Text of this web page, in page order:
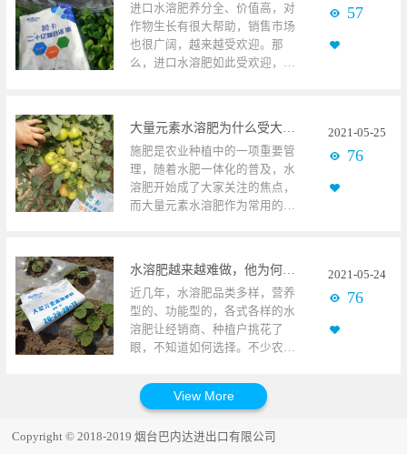
影响，吸收利用率下降，使用后
能被作物吸收的只有30％。在作
物花期、果实膨大期和转色期，
无法满足作物对营养元素的大量
配合施用，方能增加肥料吸收利
一、舍弃单一含量的大化肥，选
择碧卡水溶肥进行基本施肥，它
氮磷钾含量可以达到60个以上，
养分更佳齐全，使用后真实吸收
质，使用生物菌肥、有机肥或碧
卡微生物菌剂，增加土壤有机
质，改良土壤团里结构，为作物
生长营造好的环境； 三、叶面喷
肥进行补肥，不同作物不同生长
主，膨果期以磷酸二氢钾为
主。 综上所述，肥料吸收利用率
低，根本原因就是大化肥使用过
植高品质、高产量农作物中的一
个重要的问题。很多种植都在反
馈，蔬菜或者水果在连续种植七
八年后，遇到土壤板结、盐碱
量使用，大化肥生产技术有限，
不易被作物吸收，经过长时间在
土壤里积累、沉淀，造成盐渍、
青苔、红苔，从而破坏土壤的团
粒结构，造成土壤板结和土壤酸
质。 洋葱使用碧卡水溶肥而使用
巴内达碧卡水溶肥，就可以很好
的解决这类个问题。巴内达碧卡
水溶肥采用高品质原料，分子化
学合成工艺和硅溶技术生产，不
溶物和杂质含量非常低，一般不
收，堆积到土壤，造成土壤团粒
结构破坏和影响，保证作物根系
的正常生长，吸收利用率高，满
进口水溶肥养分全、价值高，对
作物生长有很大帮助，销售市场
也很广阔，越来越受欢迎。那
么，进口水溶肥如此受欢迎，有
入海关或代理公司时，要求检测
含量，一般会高于实际含量。但
一些国产水溶肥，为了追求更高
的利益，在含量上做一些手脚，
导致水溶肥养分不够、效果打折
是生产工艺技术的不同，进口水
巴内达碧卡进口水溶肥，使用的
分子化学合成、促渗工艺和双层
电解、硅溶技术，都是国产水溶
肥所不能具备的。 3、性价比高
能是很昂贵的，其实不是。进口
水溶肥与国产水溶肥在价格上或
比是比较实惠的。 草莓使用碧卡
57
大量元素水溶肥为什么受大家的喜爱
施肥是农业种植中的一项重要管
理，随着水肥一体化的普及，水
溶肥开始成了大家关注的焦点，
而大量元素水溶肥作为常用的水
多样 大量元素水溶肥是一种完全
溶于水的多元素复合肥料，养分
齐全。氮磷钾总量不少于百分之
50，中微量元素不少于百分之6，
营养均衡，完全满足作物生长期
肥特点配方多样，有平衡型、高
氮型、高钾型和高磷型四种配
材、花卉使用。 二、吸收利用率
2021-05-25
76
水溶肥越来越难做，他为何如此轻松？
近几年，水溶肥品类多样，营养
型的、功能型的，各式各样的水
溶肥让经销商、种植户挑花了
眼，不知道如何选择。不少农资
不少，但影响力总是达不到，销
量也上不去，钱是越来越难挣。
来越难做呢？ 南瓜使用碧卡水溶
2021-05-24
76
Copyright © 2018-2019 烟台巴内达进出口有限公司